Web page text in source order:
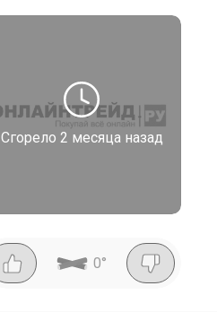
Сгорело 2 месяца назад
0°